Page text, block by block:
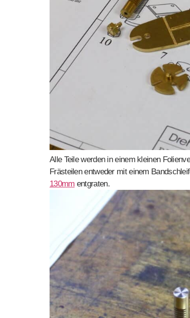
Alle Teile werden in einem kleinen
Frästeilen entweder mit einem
130mm entgraten.